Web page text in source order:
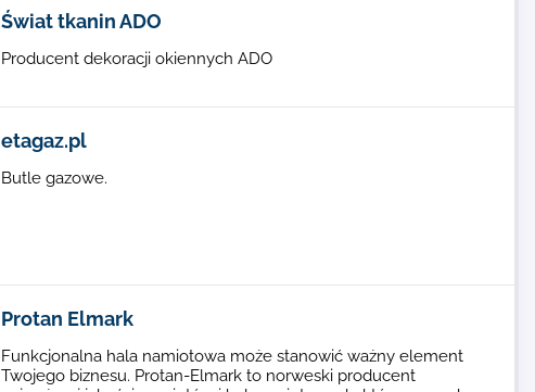
Świat tkanin ADO
Producent dekoracji okiennych ADO
etagaz.pl
Butle gazowe.
Protan Elmark
Funkcjonalna hala namiotowa może stanowić ważny element
Twojego biznesu. Protan-Elmark to norweski producent